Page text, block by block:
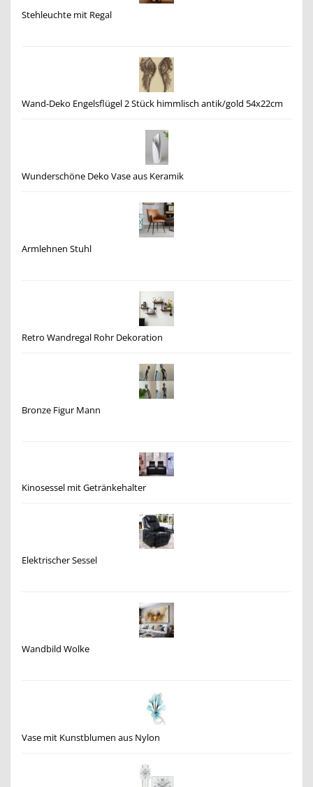
Stehleuchte mit Regal
Wand-Deko Engelsflügel 2 Stück himmlisch antik/gold 54x22cm
Wunderschöne Deko Vase aus Keramik
Armlehnen Stuhl
Retro Wandregal Rohr Dekoration
Bronze Figur Mann
Kinosessel mit Getränkehalter
Elektrischer Sessel
Wandbild Wolke
Vase mit Kunstblumen aus Nylon